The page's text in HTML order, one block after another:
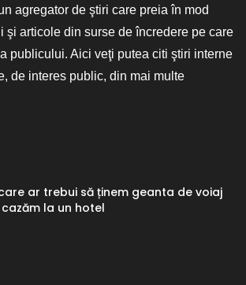
agregator de ştiri care preia în mod
şi articole din surse de încredere pe care
publicului. Aici veţi putea citi ştiri interne
de interes public, din mai multe
ar trebui să ținem geanta de voiaj
la un hotel